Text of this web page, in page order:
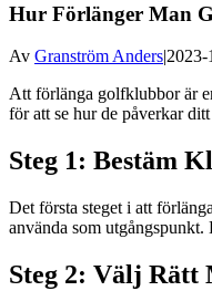
Hur Förlänger Man
Av Granström Anders|2023-
Att förlänga golfklubbor är
för att se hur de påverkar
Steg 1: Bestäm
Det första steget i att
använda som
Steg 2: Välj Rätt